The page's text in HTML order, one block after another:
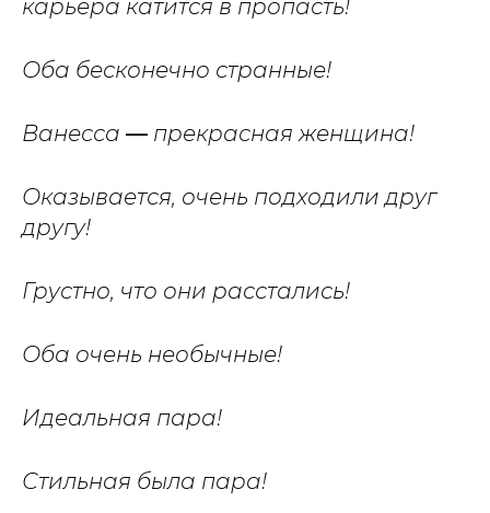
карьера катится в пропасть!
Оба бесконечно странные!
Ванесса — прекрасная женщина!
Оказывается, очень подходили друг
другу!
Грустно, что они расстались!
Оба очень необычные!
Идеальная пара!
Стильная была пара!